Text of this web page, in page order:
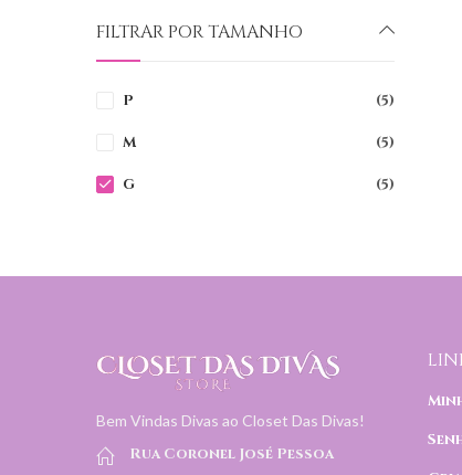
FILTRAR POR TAMANHO
P (5)
M (5)
G (5)
Bem Vindas Divas ao Closet Das Divas!
Rua Coronel José Pessoa